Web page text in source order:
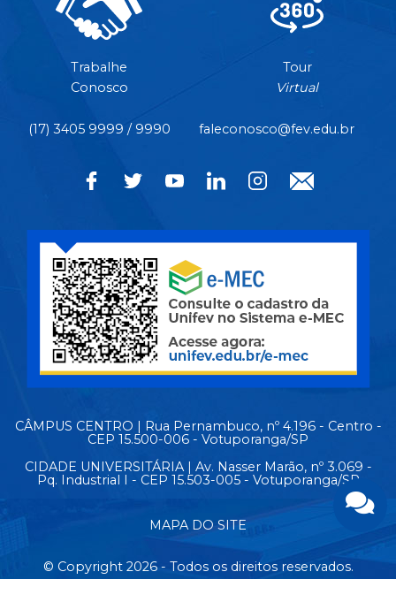
Trabalhe
Conosco
Tour
Virtual
(17) 3405 9999 / 9990 faleconosco@fev.edu.br
CÂMPUS CENTRO | Rua Pernambuco, nº 4.196 - Centro -
CEP 15.500-006 - Votuporanga/SP
CIDADE UNIVERSITÁRIA | Av. Nasser Marão, nº 3.069 -
Pq. Industrial I - CEP 15.503-005 - Votuporanga/SP
MAPA DO SITE
© Copyright 2026 - Todos os direitos reservados.